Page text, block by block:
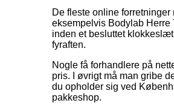
De fleste online
eksempelvis Bodylab Herre
inden et besluttet
fyraften.
Nogle få forhandlere på
pris. I øvrigt må man gribe
du opholder sig ved
pakkeshop.